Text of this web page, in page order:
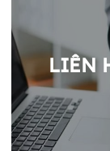
LIÊN